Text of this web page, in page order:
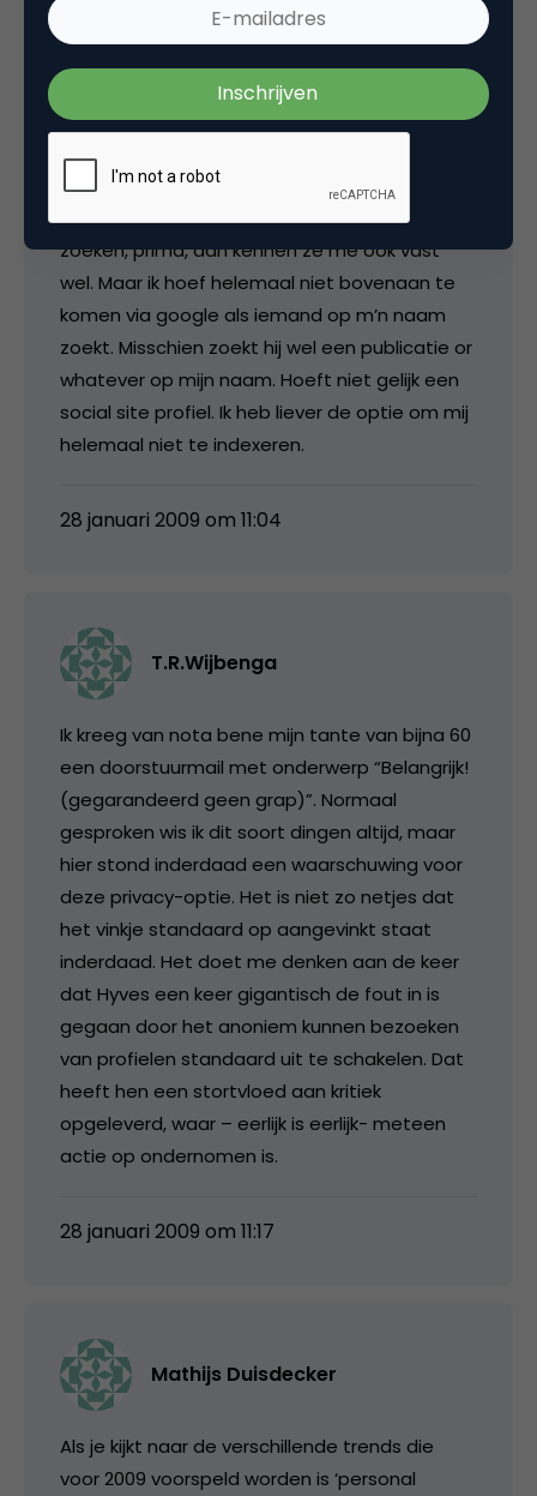
Alexander
Ik vind het helemaal niet zo prettig. Hyves is
een soort prive ding. Als andere hyvers je
kunnen vinden als ze specifiek op jou naam
zoeken, prima, dan kennen ze me ook vast
wel. Maar ik hoef helemaal niet bovenaan te
komen via google als iemand op m’n naam
zoekt. Misschien zoekt hij wel een publicatie or
whatever op mijn naam. Hoeft niet gelijk een
social site profiel. Ik heb liever de optie om mij
helemaal niet te indexeren.
28 januari 2009 om 11:04
T.R.Wijbenga
Ik kreeg van nota bene mijn tante van bijna 60
een doorstuurmail met onderwerp “Belangrijk!
(gegarandeerd geen grap)”. Normaal
gesproken wis ik dit soort dingen altijd, maar
hier stond inderdaad een waarschuwing voor
deze privacy-optie. Het is niet zo netjes dat
het vinkje standaard op aangevinkt staat
inderdaad. Het doet me denken aan de keer
dat Hyves een keer gigantisch de fout in is
gegaan door het anoniem kunnen bezoeken
van profielen standaard uit te schakelen. Dat
heeft hen een stortvloed aan kritiek
opgeleverd, waar – eerlijk is eerlijk- meteen
actie op ondernomen is.
28 januari 2009 om 11:17
Mathijs Duisdecker
Als je kijkt naar de verschillende trends die
voor 2009 voorspeld worden is ‘personal